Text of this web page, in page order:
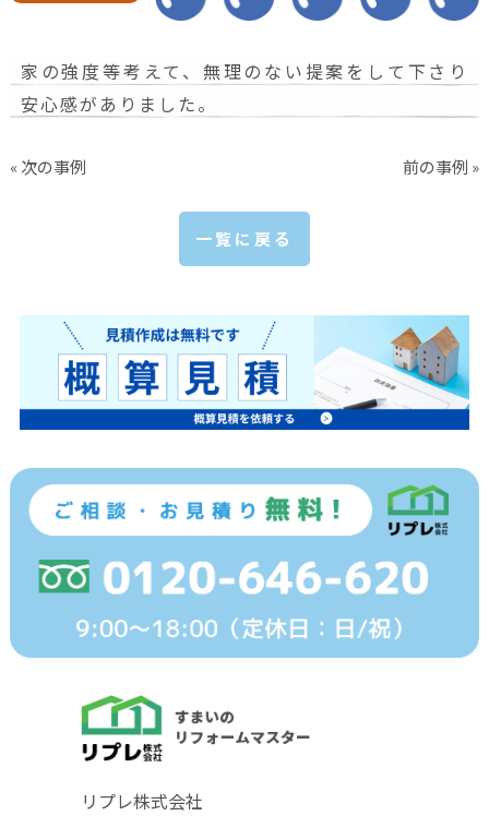
家の強度等考えて、無理のない提案をして下さり
安心感がありました。
« 次の事例 前の事例 »
一覧に戻る
リプレ株式会社